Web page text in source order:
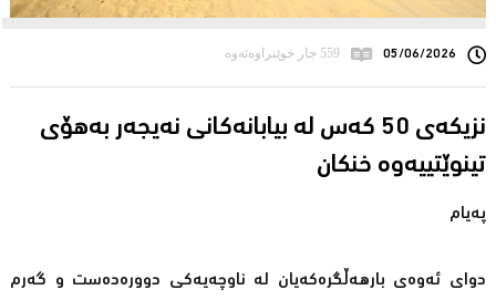
05/06/2026 559 جار خوێنراوەتەوە
نزیکەى 50 كەس لە بیابانەكانی نەیجەر بەهۆی
تینوێتییەوە خنکان
پەیام
دوای ئەوەی بارهەڵگرەكەیان لە ناوچەیەكی دوورەدەست و گەرم